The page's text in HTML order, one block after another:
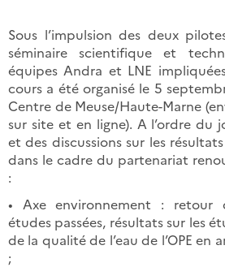
Sous l’impulsion des deux
séminaire scientifique et
équipes Andra et LNE
cours a été organisé le 5
Centre de Meuse/Haute-Marne
sur site et en ligne). A l’ordre du
et des discussions sur les
dans le cadre du partenariat
:
• Axe environnement : retour
études passées, résultats sur les
de la qualité de l’eau de l’OPE en
;